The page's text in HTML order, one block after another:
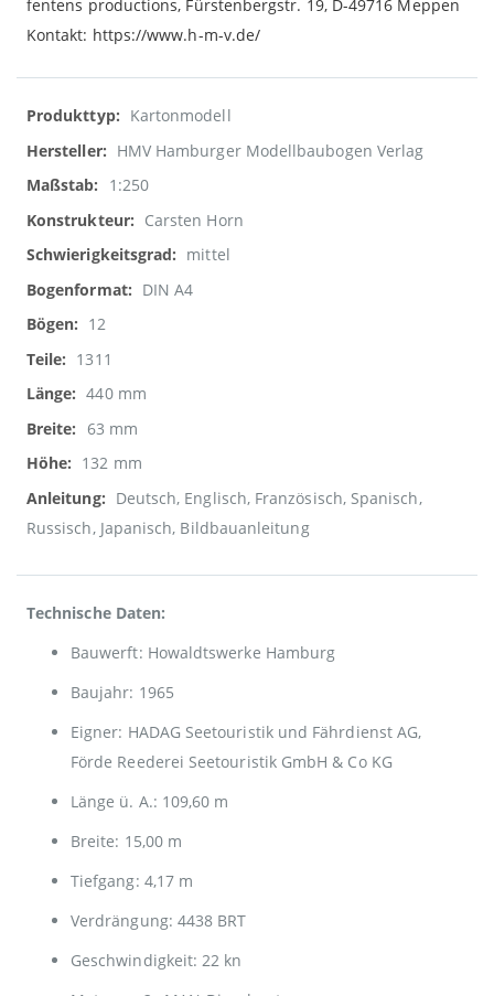
fentens productions, Fürstenbergstr. 19, D-49716 Meppen
Kontakt: https://www.h-m-v.de/
Weitere
Informationen
Kartonmodell
HMV Hamburger Modellbaubogen Verlag
1:250
Carsten Horn
mittel
DIN A4
12
1311
440 mm
63 mm
132 mm
Deutsch, Englisch, Französisch, Spanisch,
Russisch, Japanisch, Bildbauanleitung
Technische Daten:
Bauwerft: Howaldtswerke Hamburg
Baujahr: 1965
Eigner: HADAG Seetouristik und Fährdienst AG,
Förde Reederei Seetouristik GmbH & Co KG
Länge ü. A.: 109,60 m
Breite: 15,00 m
Tiefgang: 4,17 m
Verdrängung: 4438 BRT
Geschwindigkeit: 22 kn